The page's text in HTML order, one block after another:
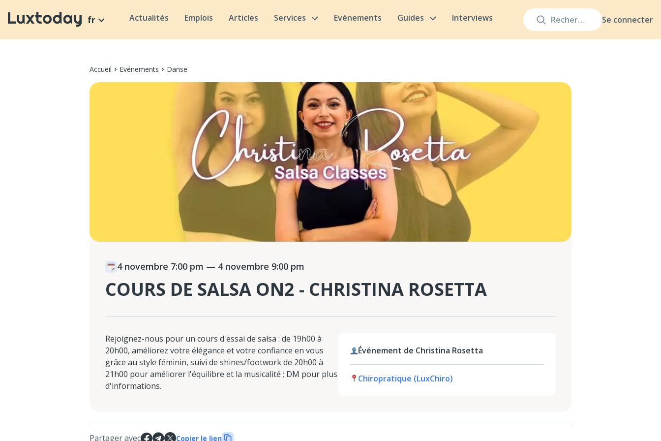
Se connecter
fr Actualités Emplois Articles Services Evénements Guides Interviews
Accueil Evénements Danse
4 novembre 7:00 pm — 4 novembre 9:00 pm
COURS DE SALSA ON2 - CHRISTINA ROSETTA
Rejoignez-nous pour un cours d'essai de salsa : de 19h00 à
20h00, améliorez votre élégance et votre confiance en vous
grâce au style féminin, suivi de shines/footwork de 20h00 à
21h00 pour améliorer l'équilibre et la musicalité ; DM pour plus
d'informations.
Événement de Christina Rosetta
Chiropratique (LuxChiro)
Partager avec Copier le lien